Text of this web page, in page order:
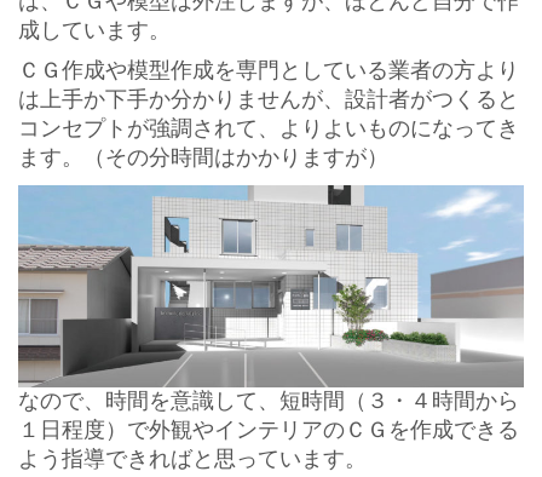
成しています。
ＣＧ作成や模型作成を専門としている業者の方より
は上手か下手か分かりませんが、設計者がつくると
コンセプトが強調されて、よりよいものになってき
ます。（その分時間はかかりますが）
なので、時間を意識して、短時間（３・４時間から
１日程度）で外観やインテリアのＣＧを作成できる
よう指導できればと思っています。